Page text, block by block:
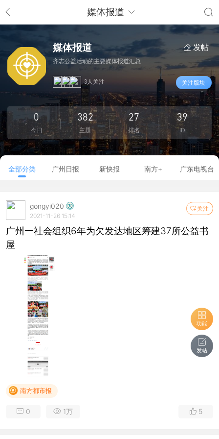
媒体报道
媒体报道
齐志公益活动的主要媒体报道汇总
发帖
3人关注 关注版块
0
今日
382
主题
27
排名
39
ID
全部分类 广州日报 新快报 南方+ 广东电视台
关注
gongyi020
2021-11-26 15:14
广州一社会组织6年为欠发达地区筹建37所公益书
屋
南方都市报
0 1万 5
功能
发帖